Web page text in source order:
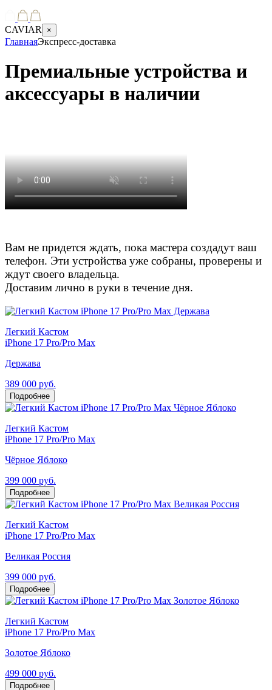
CAVIAR ×
ГлавнаяЭкспресс-доставка
Премиальные устройства и
аксессуары в наличии
Вам не придется ждать, пока мастера создадут ваш
телефон. Эти устройства уже собраны, проверены и
ждут своего владельца.
Доставим лично в руки в течение дня.
Легкий Кастом
iPhone 17 Pro/Pro Max
Держава
389 000 руб.
Подробнее
Легкий Кастом
iPhone 17 Pro/Pro Max
Чёрное Яблоко
399 000 руб.
Подробнее
Легкий Кастом
iPhone 17 Pro/Pro Max
Великая Россия
399 000 руб.
Подробнее
Легкий Кастом
iPhone 17 Pro/Pro Max
Золотое Яблоко
499 000 руб.
Подробнее